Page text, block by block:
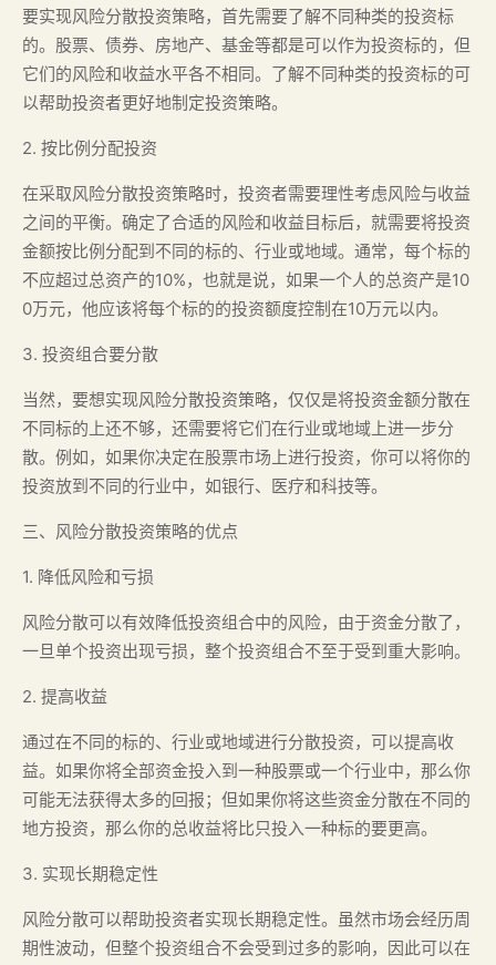
要实现风险分散投资策略，首先需要了解不同种类的投资标
的。股票、债券、房地产、基金等都是可以作为投资标的，但
它们的风险和收益水平各不相同。了解不同种类的投资标的可
以帮助投资者更好地制定投资策略。
2. 按比例分配投资
在采取风险分散投资策略时，投资者需要理性考虑风险与收益
之间的平衡。确定了合适的风险和收益目标后，就需要将投资
金额按比例分配到不同的标的、行业或地域。通常，每个标的
不应超过总资产的10%，也就是说，如果一个人的总资产是10
0万元，他应该将每个标的的投资额度控制在10万元以内。
3. 投资组合要分散
当然，要想实现风险分散投资策略，仅仅是将投资金额分散在
不同标的上还不够，还需要将它们在行业或地域上进一步分
散。例如，如果你决定在股票市场上进行投资，你可以将你的
投资放到不同的行业中，如银行、医疗和科技等。
三、风险分散投资策略的优点
1. 降低风险和亏损
风险分散可以有效降低投资组合中的风险，由于资金分散了，
一旦单个投资出现亏损，整个投资组合不至于受到重大影响。
2. 提高收益
通过在不同的标的、行业或地域进行分散投资，可以提高收
益。如果你将全部资金投入到一种股票或一个行业中，那么你
可能无法获得太多的回报；但如果你将这些资金分散在不同的
地方投资，那么你的总收益将比只投入一种标的要更高。
3. 实现长期稳定性
风险分散可以帮助投资者实现长期稳定性。虽然市场会经历周
期性波动，但整个投资组合不会受到过多的影响，因此可以在